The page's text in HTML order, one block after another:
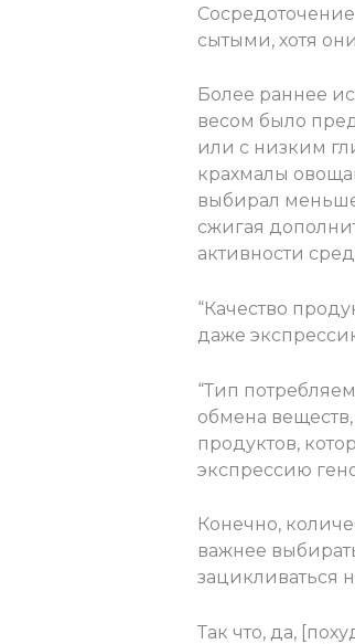
сытыми, хотя
Более раннее
весом было
или с низким
крахмалы
выбирал
сжигая
активности
“Качество
даже
“Тип
обмена
продуктов,
экспрессию
Конечно,
важнее
зацикливаться
Так что, да,